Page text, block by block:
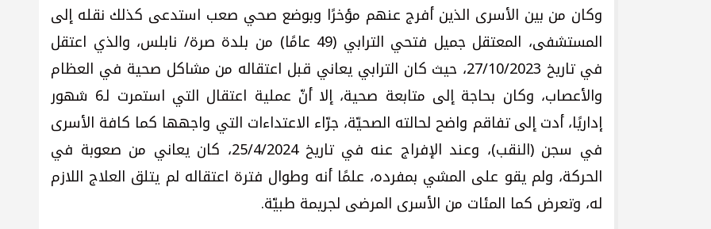
وكان من بين الأسرى الذين أفرج عنهم مؤخرًا وبوضع صحي صعب استدعى كذلك نقله إلى
المستشفى، المعتقل جميل فتحي الترابي (49 عامًا) من بلدة صرة/ نابلس، والذي اعتقل
في تاريخ 27/10/2023، حيث كان الترابي يعاني قبل اعتقاله من مشاكل صحية في العظام
والأعصاب، وكان بحاجة إلى متابعة صحية، إلا أنّ عملية اعتقال التي استمرت لـ6 شهور
إداريًا، أدت إلى تفاقم واضح لحالته الصحيّة، جرّاء الاعتداءات التي واجهها كما كافة الأسرى
في سجن (النقب)، وعند الإفراج عنه في تاريخ 25/4/2024، كان يعاني من صعوبة في
الحركة، ولم يقو على المشي بمفرده، علمًا أنه وطوال فترة اعتقاله لم يتلق العلاج اللازم
له، وتعرض كما المئات من الأسرى المرضى لجريمة طبيّة.